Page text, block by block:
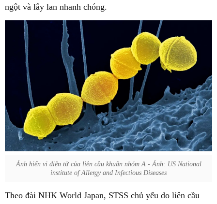
ngột và lây lan nhanh chóng.
Ảnh hiển vi điện tử của liên cầu khuẩn nhóm A - Ảnh: US National
institute of Allergy and Infectious Diseases
Theo đài NHK World Japan, STSS chủ yếu do liên cầu